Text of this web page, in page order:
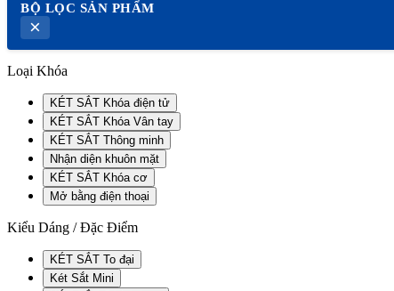
BỘ LỌC SẢN PHẨM
×
Loại Khóa
KÉT SẮT Khóa điện tử
KÉT SẮT Khóa Vân tay
KÉT SẮT Thông minh
Nhận diện khuôn mặt
KÉT SẮT Khóa cơ
Mở bằng điện thoại
Kiểu Dáng / Đặc Điểm
KÉT SẮT To đại
Két Sắt Mini